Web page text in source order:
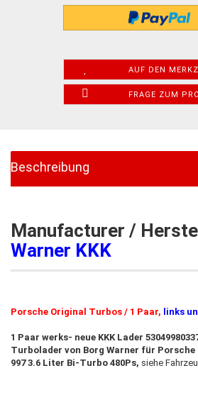
AUF DEN
FRAGE ZUM
Beschreibung
Manufacturer /
Warner KKK
Porsche Original Turbos / 1 Paar, links
1 Paar werks- neue KKK Lader
Turbolader von Borg Warner für
997 3.6 Liter Bi-Turbo 480Ps, siehe